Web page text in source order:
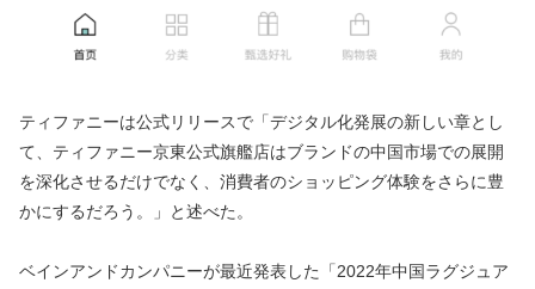
ティファニーは公式リリースで「デジタル化発展の新しい章とし
て、ティファニー京東公式旗艦店はブランドの中国市場での展開
を深化させるだけでなく、消費者のショッピング体験をさらに豊
かにするだろう。」と述べた。
ベインアンドカンパニーが最近発表した「2022年中国ラグジュア